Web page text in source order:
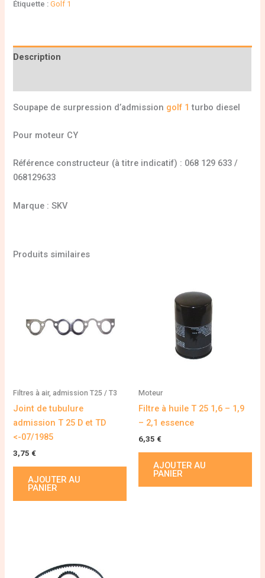
Étiquette :Golf 1
Description
Soupape de surpression d’admission golf 1 turbo diesel
Pour moteur CY
Référence constructeur (à titre indicatif) : 068 129 633 /
068129633
Marque : SKV
Produits similaires
Filtres à air, admission T25 / T3
Joint de tubulure
admission T 25 D et TD
<-07/1985
3,75 €
AJOUTER AU
PANIER
Moteur
Filtre à huile T 25 1,6 – 1,9
– 2,1 essence
6,35 €
AJOUTER AU
PANIER